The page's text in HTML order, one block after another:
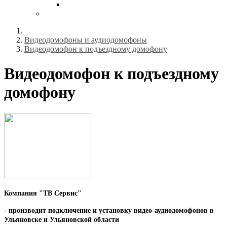
Видеодомофоны и аудиодомофоны
Видеодомофон к подъездному домофону
Видеодомофон к подъездному
домофону
Компания "ТВ Сервис"
- производит подключение и установку видео-аудиодомофонов в
Ульяновске и Ульяновской области